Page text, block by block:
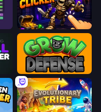
Dungeon Clicker
Grow Defense